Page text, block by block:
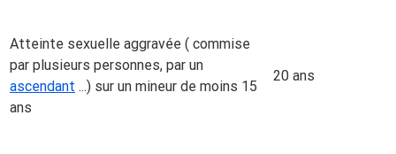
Atteinte sexuelle aggravée ( commise
par plusieurs personnes, par un
ascendant ...) sur un mineur de moins 15
ans
20 ans